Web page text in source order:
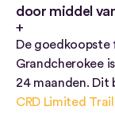
door middel
De goedkoopste
Grandcherokee
24 maanden. Dit
CRD Limited